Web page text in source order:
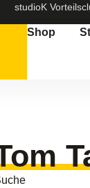
studioK
Shop